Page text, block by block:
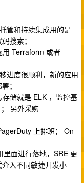
管和持续集成用的是
搜索；
用 Terraform 或者
进度很顺利，新的应用
；
储就是 ELK ，监控基
另外采购
上排班； On-
面进行落地，SRE 更
入不同敏捷开发小